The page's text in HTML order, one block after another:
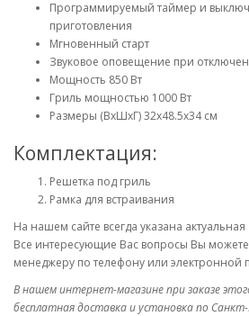
Программируемый таймер и
приготовления
Мгновенный старт
Звуковое оповещение при
Мощность 850 Вт
Гриль мощностью 1000 Вт
Размеры (ВхШхГ) 32x48.5х34 см
Комплектация:
Решетка под гриль
Рамка для встраивания
На нашем сайте всегда указана актуальная
Все интересующие Вас вопросы Вы
менеджеру по телефону или электронной
В нашем интернет-магазине при заказе
бесплатная доставка и установка по